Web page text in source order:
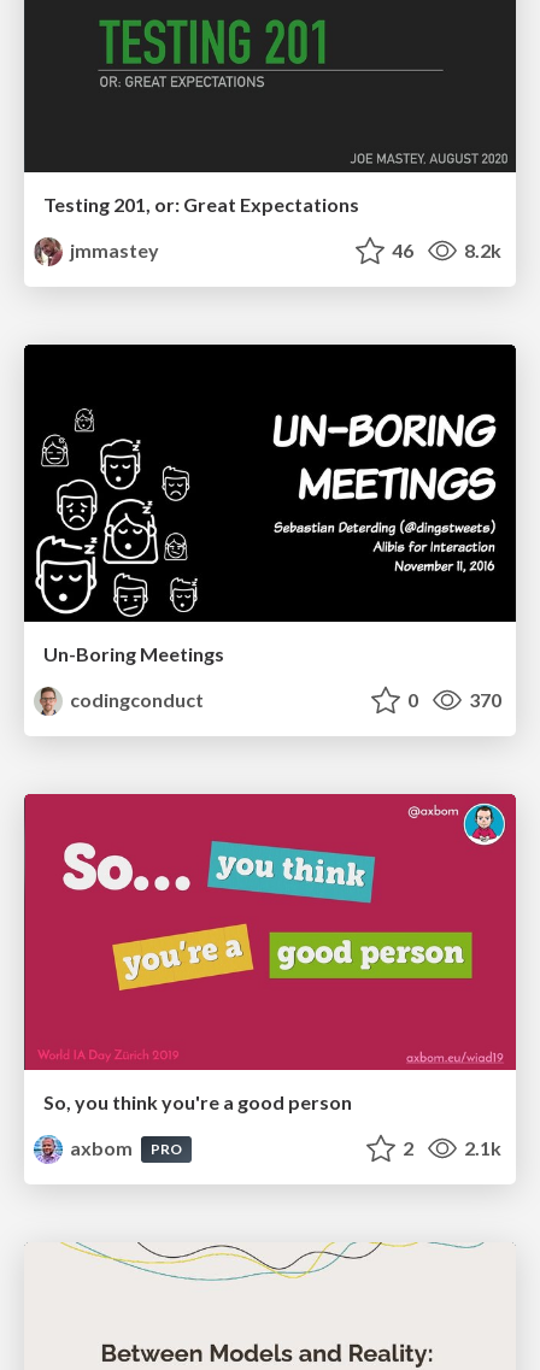
Testing 201, or: Great Expectations
jmmastey
46 8.2k
Un-Boring Meetings
codingconduct
0 370
So, you think you're a good person
axbom
PRO 2 2.1k